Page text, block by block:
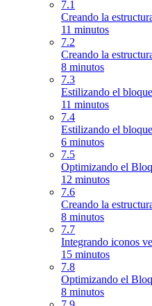
7.1
Creando la
11 minutos
7.2
Creando la
8 minutos
7.3
Estilizando el
11 minutos
7.4
Estilizando el
6 minutos
7.5
Optimizando el
12 minutos
7.6
Creando la
8 minutos
7.7
Integrando iconos
15 minutos
7.8
Optimizando el
8 minutos